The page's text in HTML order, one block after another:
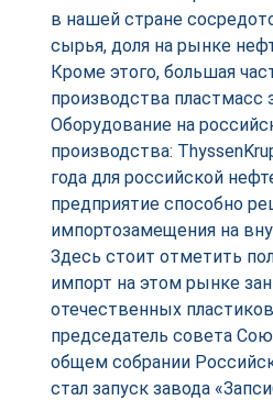
в нашей стране
сырья, доля на рынке
Кроме этого, большая
производства пластмасс
Оборудование на
производства:
года для российской
предприятие способно
импортозамещения на
Здесь стоит отметить
импорт на этом рынке
отечественных
председатель совета
общем собрании
стал запуск завода